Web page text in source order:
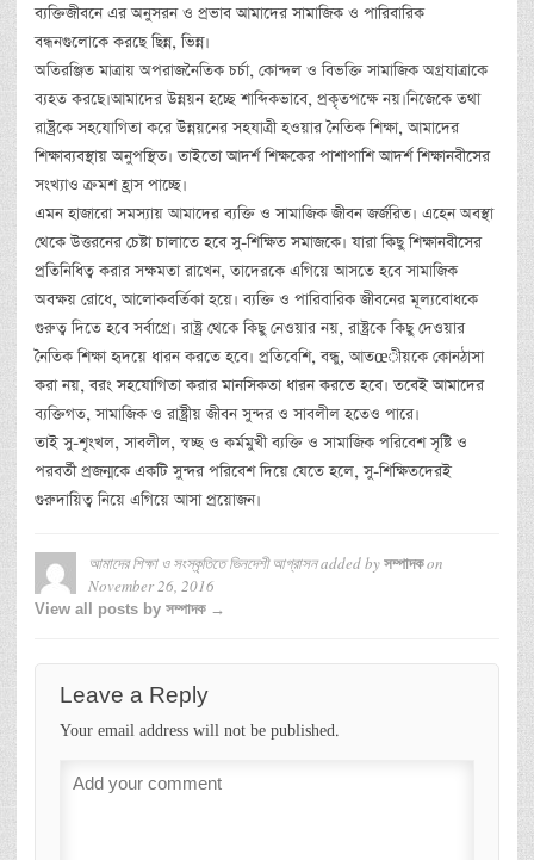
ব্যক্তিজীবনে এর অনুসরন ও প্রভাব আমাদের সামাজিক ও পারিবারিক
বন্ধনগুলোকে করছে ছিন্ন, ভিন্ন।
অতিরঞ্জিত মাত্রায় অপরাজনৈতিক চর্চা, কোন্দল ও বিভক্তি সামাজিক অগ্রযাত্রাকে
ব্যহত করছে।আমাদের উন্নয়ন হচ্ছে শাব্দিকভাবে, প্রকৃতপক্ষে নয়।নিজেকে তথা
রাষ্ট্রকে সহযোগিতা করে উন্নয়নের সহযাত্রী হওয়ার নৈতিক শিক্ষা, আমাদের
শিক্ষাব্যবস্থায় অনুপস্থিত। তাইতো আদর্শ শিক্ষকের পাশাপাশি আদর্শ শিক্ষানবীসের
সংখ্যাও ক্রমশ হ্রাস পাচ্ছে।
এমন হাজারো সমস্যায় আমাদের ব্যক্তি ও সামাজিক জীবন জর্জরিত। এহেন অবস্থা
থেকে উত্তরনের চেষ্টা চালাতে হবে সু-শিক্ষিত সমাজকে। যারা কিছু শিক্ষানবীসের
প্রতিনিধিত্ব করার সক্ষমতা রাখেন, তাদেরকে এগিয়ে আসতে হবে সামাজিক
অবক্ষয় রোধে, আলোকবর্তিকা হয়ে। ব্যক্তি ও পারিবারিক জীবনের মূল্যবোধকে
গুরুত্ব দিতে হবে সর্বাগ্রে। রাষ্ট্র থেকে কিছু নেওয়ার নয়, রাষ্ট্রকে কিছু দেওয়ার
নৈতিক শিক্ষা হৃদয়ে ধারন করতে হবে। প্রতিবেশি, বন্ধু, আতœীয়কে কোনঠাসা
করা নয়, বরং সহযোগিতা করার মানসিকতা ধারন করতে হবে। তবেই আমাদের
ব্যক্তিগত, সামাজিক ও রাষ্ট্রীয় জীবন সুন্দর ও সাবলীল হতেও পারে।
তাই সু-শৃংখল, সাবলীল, স্বচ্ছ ও কর্মমুখী ব্যক্তি ও সামাজিক পরিবেশ সৃষ্টি ও
পরবর্তী প্রজন্মকে একটি সুন্দর পরিবেশ দিয়ে যেতে হলে, সু-শিক্ষিতদেরই
গুরুদায়িত্ব নিয়ে এগিয়ে আসা প্রয়োজন।
আমাদের শিক্ষা ও সংস্কৃতিতে ভিনদেশী আগ্রাসনadded by সম্পাদকon
November 26, 2016
View all posts by সম্পাদক →
Leave a Reply
Your email address will not be published.